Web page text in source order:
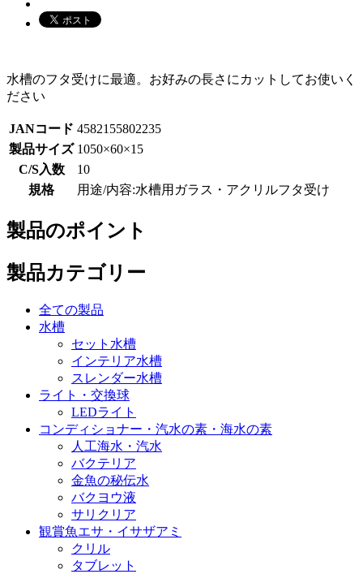
水槽のフタ受けに最適。お好みの長さにカットしてお使いく
ださい
JANコード 4582155802235
製品サイズ 1050×60×15
C/S入数
10
規格
用途/内容:水槽用ガラス・アクリルフタ受け
製品のポイント
製品カテゴリー
全ての製品
水槽
セット水槽
インテリア水槽
スレンダー水槽
ライト・交換球
LEDライト
コンディショナー・汽水の素・海水の素
人工海水・汽水
バクテリア
金魚の秘伝水
バクヨウ液
サリクリア
観賞魚エサ・イサザアミ
クリル
タブレット